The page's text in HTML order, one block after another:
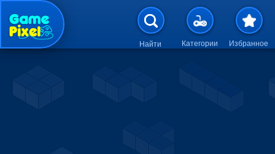
Перейти к основному
Найти Категории Избранное